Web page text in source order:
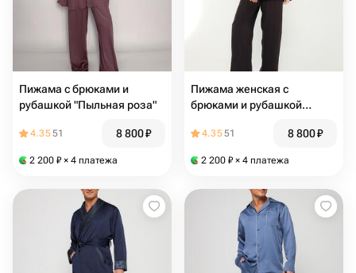
Пижама с брюками и
рубашкой "Пыльная роза"
4.3551 8 800₽
2 200 ₽ × 4 платежа
Пижама женская с
брюками и рубашкой
4.3551 8 800₽
2 200 ₽ × 4 платежа